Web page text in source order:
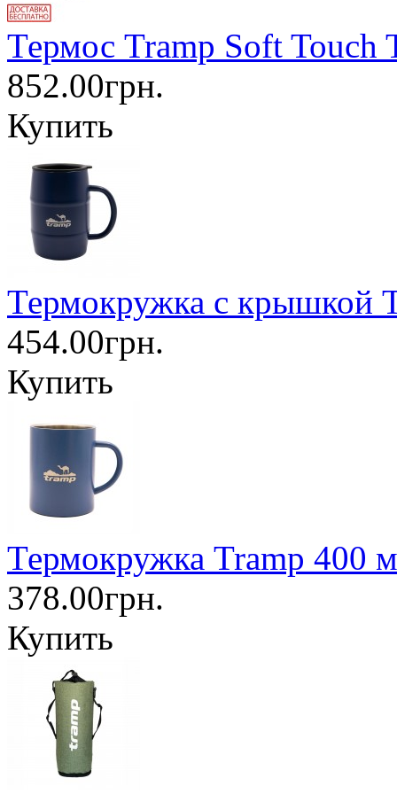
Термос Tramp Soft Touch
852.00грн.
Купить
Термокружка с крышкой
454.00грн.
Купить
Термокружка Tramp 400
378.00грн.
Купить